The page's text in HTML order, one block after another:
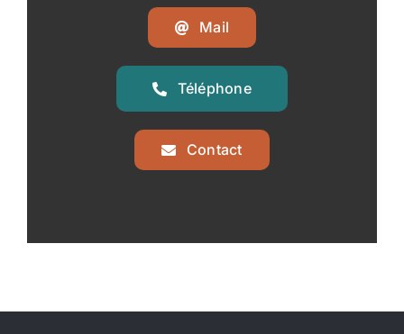
Mail
Téléphone
Contact